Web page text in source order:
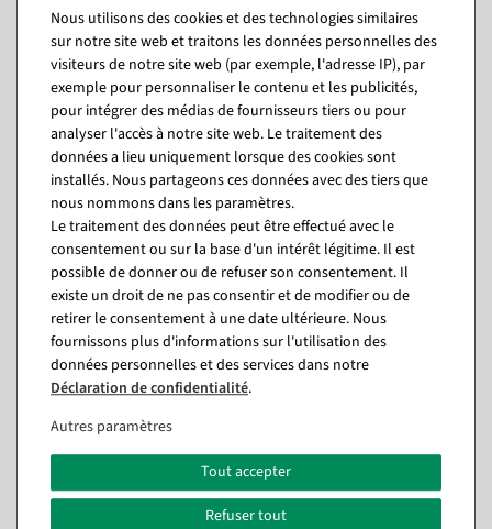
drapeau. Vous trouverez des hampes adaptées dans notre
assortiment, en aluminium ou en bois. La bannière en tissu à usage
universel fait bonne figure dans tous les environnements - que ce soit
dans les foyers, les halls d'entrée, les vitrines, les espaces de vente, les
salles d'attente et de conseil, les bureaux, les salons et les
manifestations ou chez vous à la maison.
Bannières en tissu ignifugées pour l'intérieur
et l'extérieur
Nos bannières en tissu sont de très haute qualité, difficilement
inflammables et fabriquées dans un tissu de drapeau résistant aux UV.
Vous pouvez donc accrocher la bannière en tissu sans crainte dans les
lieux publics tels que les aéroports, les centres commerciaux ou
autres.
Contactez-nous si vous avez besoin de certificats pour vos
documents.
Généralités
Tissu textile imprimé sur une face (115 g/m²) de qualité ignifugé -
classe de protection incendie DIN 13501-1. Ourlet ajouré en haut et en
bas inclus.
Questions sur l'article
Vous pourriez aussi aimer (8)
Nous utilisons des cookies et des technologies similaires
sur notre site web et traitons les données personnelles des
visiteurs de notre site web (par exemple, l'adresse IP), par
exemple pour personnaliser le contenu et les publicités,
pour intégrer des médias de fournisseurs tiers ou pour
analyser l'accès à notre site web. Le traitement des
données a lieu uniquement lorsque des cookies sont
installés. Nous partageons ces données avec des tiers que
nous nommons dans les paramètres.
Le traitement des données peut être effectué avec le
consentement ou sur la base d'un intérêt légitime. Il est
possible de donner ou de refuser son consentement. Il
existe un droit de ne pas consentir et de modifier ou de
retirer le consentement à une date ultérieure. Nous
fournissons plus d'informations sur l'utilisation des
données personnelles et des services dans notre
Déclaration de confidentialité.
Autres paramètres
Tout accepter
Refuser tout